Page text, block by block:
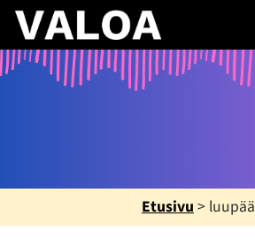
Etusivu > luupää